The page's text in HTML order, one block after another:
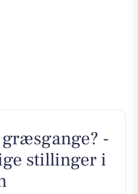
-
stillinger i